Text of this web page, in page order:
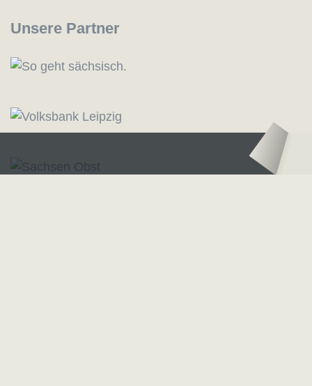
Logo – Sächsische Bläserphilharmonie
Logo –
Unsere Partner